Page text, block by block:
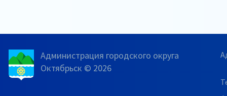
Администрация городского округа
Октябрьск © 2026